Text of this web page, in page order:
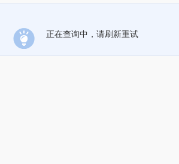
正在查询中，请刷新重试